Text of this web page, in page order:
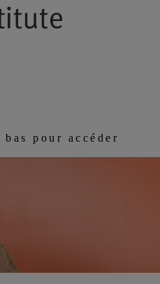
pour accéder